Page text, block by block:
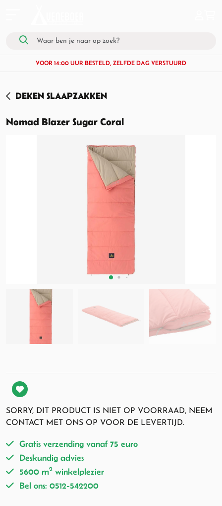
VOOR 14:00 UUR BESTELD, ZELFDE DAG VERSTUURD
DEKEN SLAAPZAKKEN
Nomad Blazer Sugar Coral
SORRY, DIT PRODUCT IS NIET OP VOORRAAD, NEEM
CONTACT MET ONS OP VOOR DE LEVERTIJD.
Gratis verzending vanaf 75 euro
Deskundig advies
5600 m2 winkelplezier
Bel ons: 0512-542200